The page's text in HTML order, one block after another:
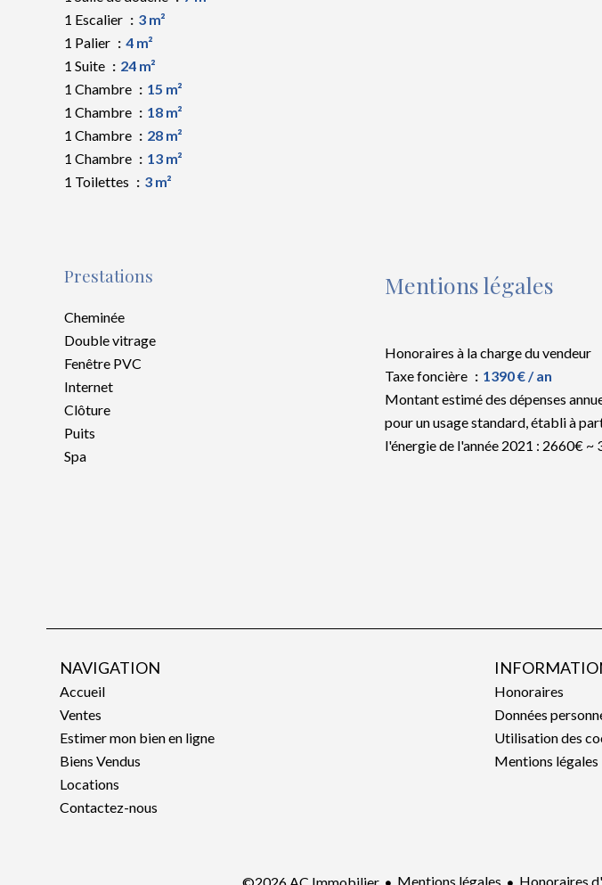
1 Escalier
3 m²
1 Palier
4 m²
1 Suite
24 m²
1 Chambre
15 m²
1 Chambre
18 m²
1 Chambre
28 m²
1 Chambre
13 m²
1 Toilettes
3 m²
Prestations
Cheminée
Double vitrage
Fenêtre PVC
Internet
Clôture
Puits
Spa
Mentions légales
Honoraires à la charge du vendeur
Taxe foncière
1390 € / an
Montant estimé des dépenses
pour un usage standard, établi à
l'énergie de l'année 2021 : 2660€ ~
NAVIGATION
Accueil
Ventes
Estimer mon bien en ligne
Biens Vendus
Locations
Contactez-nous
Honoraires
Données
Utilisation des
Mentions légales
Mentions légales Honoraires